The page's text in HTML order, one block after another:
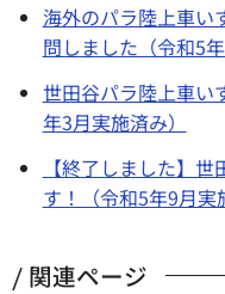
海外のパラ陸上車い
問しました（令和5
世田谷パラ陸上車い
年3月実施済み）
【終了しました】
す！（令和5年9月実
関連ページ